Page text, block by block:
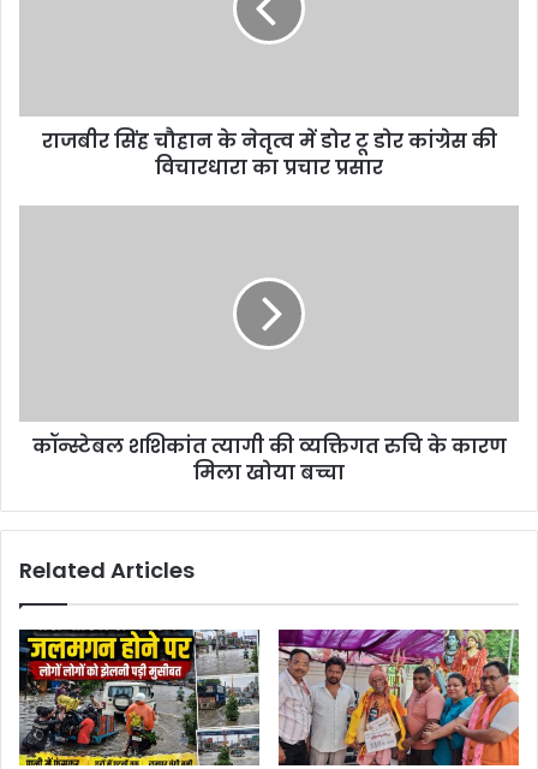
राजबीर सिंह चौहान के नेतृत्व में डोर टू डोर कांग्रेस की
विचारधारा का प्रचार प्रसार
कॉन्स्टेबल शशिकांत त्यागी की व्यक्तिगत रुचि के कारण
मिला खोया बच्चा
Related Articles